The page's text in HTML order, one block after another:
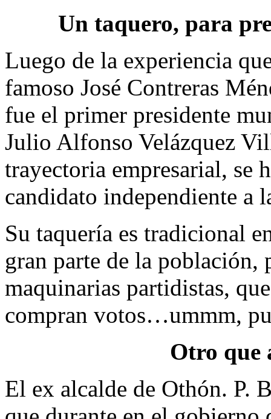
Un taquero, para
Luego de la experiencia
famoso José Contreras
fue el primer presidente
Julio Alfonso Velázquez
trayectoria empresarial, se
candidato independiente a
Su taquería es tradicional
gran parte de la población,
maquinarias partidistas,
compran votos…ummm,
Otro que
El ex alcalde de Othón. P.